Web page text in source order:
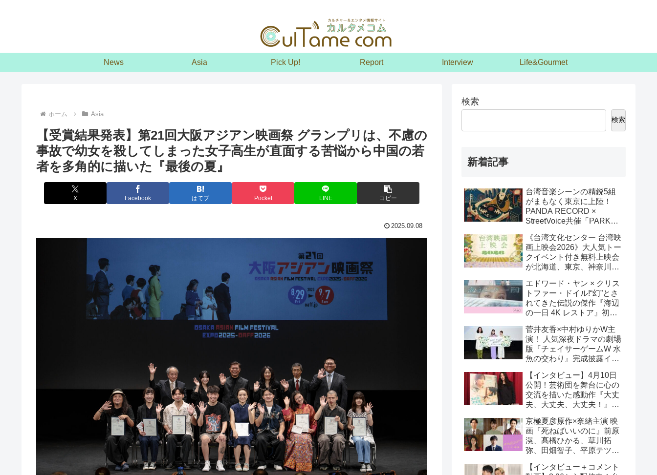
News Asia Pick Up! Report Interview Life&Gourmet
ホーム Asia
【受賞結果発表】第21回大阪アジアン映画祭 グランプリは、不慮の
事故で幼女を殺してしまった女子高生が直面する苦悩から中国の若
者を多角的に描いた『最後の夏』
X Facebook はてブ Pocket LINE コピー
2025.09.08
検索
検索
新着記事
台湾音楽シーンの精鋭5組
がまもなく東京に上陸！
PANDA RECORD ×
StreetVoice共催「PARK
好評発売中！
《台湾文化センター 台湾映
画上映会2026》大人気トー
クイベント付き無料上映会
が北海道、東京、神奈川、
決定!
エドワード・ヤン × クリス
トファー・ドイル!“幻”とさ
れてきた伝説の傑作『海辺
の一日 4K レストア』初の
『恐怖分子 デジタルリマス
ター』上映も!
菅井友香×中村ゆりかW主
演！ 人気深夜ドラマの劇場
版『チェイサーゲームW 水
魚の交わり』完成披露イベ
恋愛相談トーク開催！
【インタビュー】4月10日
公開！芸術団を舞台に心の
交流を描いた感動作『大丈
夫、大丈夫、大丈夫！』キ
ー
京極夏彦原作×奈緒主演 映
画『死ねばいいのに』前原
滉、髙橋ひかる、草川拓
弥、田畑智子、平原テツら
【インタビュー＋コメント